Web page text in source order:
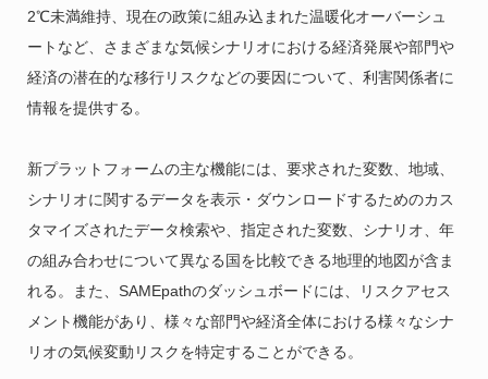
2℃未満維持、現在の政策に組み込まれた温暖化オーバーシュ
ートなど、さまざまな気候シナリオにおける経済発展や部門や
経済の潜在的な移行リスクなどの要因について、利害関係者に
情報を提供する。
新プラットフォームの主な機能には、要求された変数、地域、
シナリオに関するデータを表示・ダウンロードするためのカス
タマイズされたデータ検索や、指定された変数、シナリオ、年
の組み合わせについて異なる国を比較できる地理的地図が含ま
れる。また、SAMEpathのダッシュボードには、リスクアセス
メント機能があり、様々な部門や経済全体における様々なシナ
リオの気候変動リスクを特定することができる。